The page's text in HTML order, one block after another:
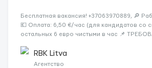
Бесплатная вакансия! +37063970889, 🔎
💶 Оплата: 6,50 €/час (для кандидатов со
остальных 6 евро чистыми в час 📌
работать &bul...
RBK Litva
Агентство